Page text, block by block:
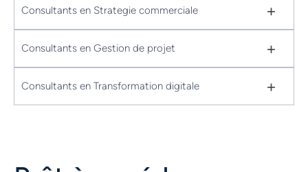
Consultants en Strategie commerciale +
Consultants en Gestion de projet +
Consultants en Transformation digitale +